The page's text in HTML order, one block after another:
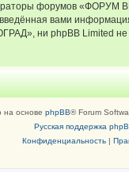
форумов
вами
ни phpBB Limited не
на основе phpBB® Forum
Русская поддержка
Конфиденциальность|